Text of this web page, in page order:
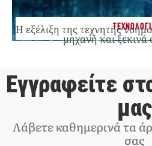
Η εξέλιξη της τεχνητής
μηχανή και
Εγγραφείτε
μας
Λάβετε καθημερινά τα
σας